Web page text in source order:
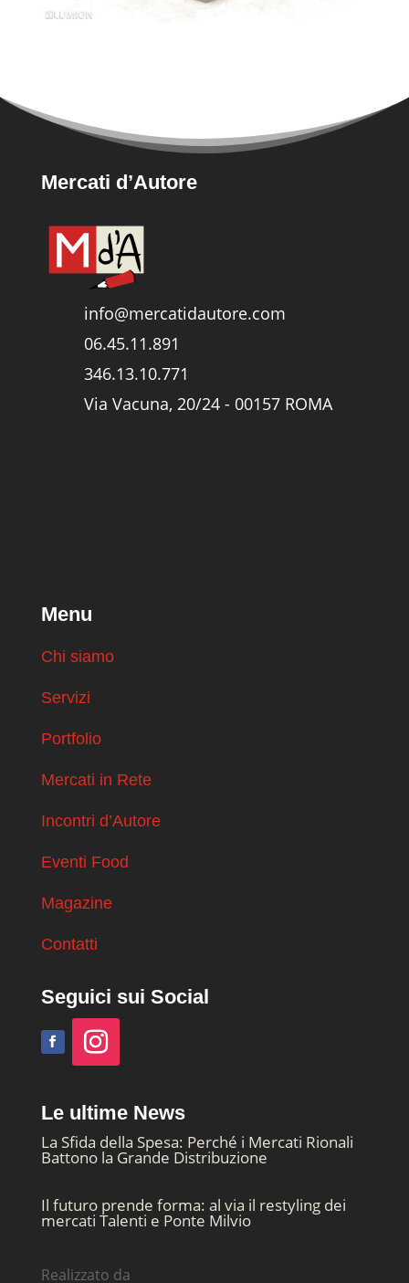
Mercati d’Autore
info@mercatidautore.com
06.45.11.891
346.13.10.771
Via Vacuna, 20/24 - 00157 ROMA
Menu
Chi siamo
Servizi
Portfolio
Mercati in Rete
Incontri d’Autore
Eventi Food
Magazine
Contatti
Seguici sui Social
Le ultime News
La Sfida della Spesa: Perché i Mercati Rionali
Battono la Grande Distribuzione
Il futuro prende forma: al via il restyling dei
mercati Talenti e Ponte Milvio
Realizzato da